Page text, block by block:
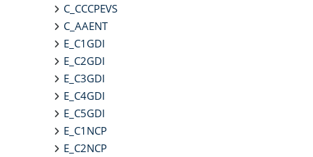
C_CCCPEVS
C_AAENT
E_C1GDI
E_C2GDI
E_C3GDI
E_C4GDI
E_C5GDI
E_C1NCP
E_C2NCP